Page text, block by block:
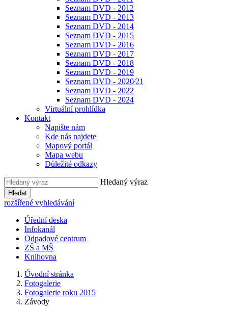
Seznam DVD - 2012
Seznam DVD - 2013
Seznam DVD - 2014
Seznam DVD - 2015
Seznam DVD - 2016
Seznam DVD - 2017
Seznam DVD - 2018
Seznam DVD - 2019
Seznam DVD - 2020⁄21
Seznam DVD - 2022
Seznam DVD - 2024
Virtuální prohlídka
Kontakt
Napište nám
Kde nás najdete
Mapový portál
Mapa webu
Důležité odkazy
Hledaný výraz
Hledat
rozšířené vyhledávání
Úřední deska
Infokanál
Odpadové centrum
ZŠ a MŠ
Knihovna
Úvodní stránka
Fotogalerie
Fotogalerie roku 2015
Závody